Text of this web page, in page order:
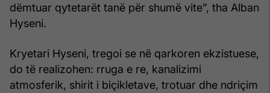
dëmtuar qytetarët tanë për shumë vite”, tha Alban
Hyseni.
Kryetari Hyseni, tregoi se në qarkoren ekzistuese,
do të realizohen: rruga e re, kanalizimi
atmosferik, shirit i biçikletave, trotuar dhe ndriçim